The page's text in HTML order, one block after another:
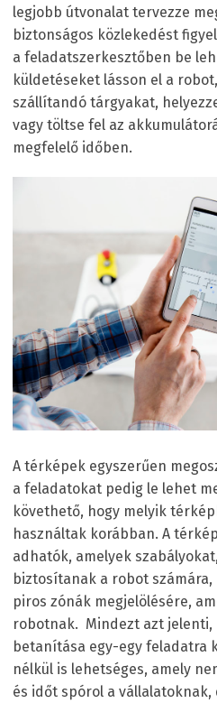
legjobb útvonalat tervezze
biztonságos közlekedést
a feladatszerkesztőben be
küldetéseket lásson el a
szállítandó tárgyakat,
vagy töltse fel az
megfelelő időben.
A térképek egyszerűen
a feladatokat pedig le lehet
követhető, hogy melyik
használtak korábban. A
adhatók, amelyek
biztosítanak a robot
piros zónák megjelölésére,
robotnak. Mindezt azt jelenti,
betanítása egy-egy feladatra
nélkül is lehetséges, amely
és időt spórol a vállalatoknak,